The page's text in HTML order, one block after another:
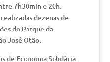
7h30min e 20h.
dezenas de
do Parque da
José Otão.
de Economia Solidária